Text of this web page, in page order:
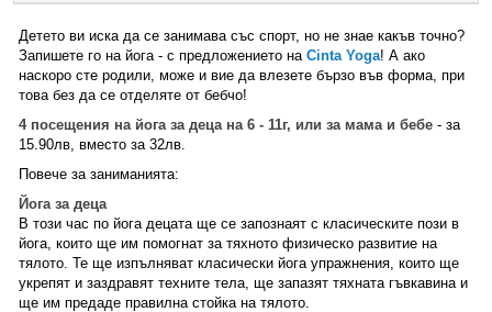
Детето ви иска да се занимава със спорт, но не знае какъв точно?
Запишете го на йога - с предложението на Cinta Yoga! А ако
наскоро сте родили, може и вие да влезете бързо във форма, при
това без да се отделяте от бебчо!
4 посещения на йога за деца на 6 - 11г, или за мама и бебе - за
15.90лв, вместо за 32лв.
Повече за заниманията:
Йога за деца
В този час по йога децата ще се запознаят с класическите пози в
йога, които ще им помогнат за тяхното физическо развитие на
тялото. Те ще изпълняват класически йога упражнения, които ще
укрепят и заздравят техните тела, ще запазят тяхната гъвкавина и
ще им предаде правилна стойка на тялото.